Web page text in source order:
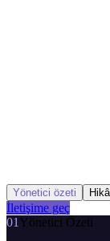
Yönetici özeti
İletişime geç
01 Yönetici Özeti